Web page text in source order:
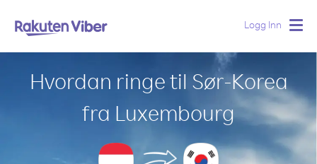
Logg Inn
Hvordan ringe til Sør-Korea
fra Luxembourg